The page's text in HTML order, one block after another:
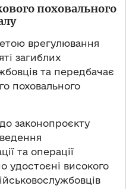
поховального
врегулювання
загиблих
та передбачає
поховального
законопроєкту
та операції
удостоєні високого